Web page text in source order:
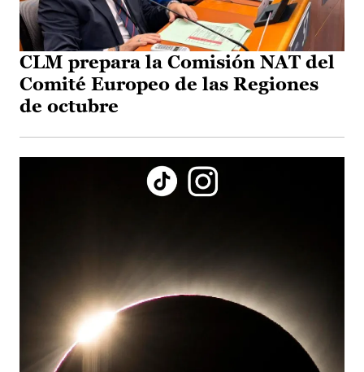
CLM prepara la Comisión NAT del
Comité Europeo de las Regiones
de octubre